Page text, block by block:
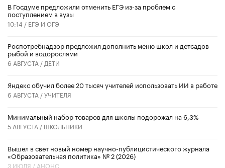
В Госдуме предложили отменить ЕГЭ из-за проблем с
поступлением в вузы
10:14 / ЕГЭ И ОГЭ
Роспотребнадзор предложил дополнить меню школ и детсадов
рыбой и водорослями
6 АВГУСТА / ДЕТИ
​Яндекс обучил более 20 тысяч учителей использовать ИИ в работе
6 АВГУСТА /УЧИТЕЛЯ
Минимальный набор товаров для школы подорожал на 6,3%
5 АВГУСТА / ШКОЛЬНИКИ
Вышел в свет новый номер научно-публицистического журнала
«Образовательная политика» № 2 (2026)
3 ИЮЛЯ / АНОНС